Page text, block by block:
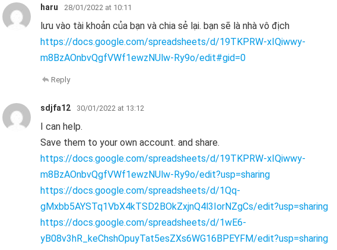
haru 28/01/2022 at 10:11
lưu vào tài khoản của bạn và chia sẻ lại. bạn sẽ là nhà vô địch
https://docs.google.com/spreadsheets/d/19TKPRW-xIQiwwy-
m8BzAOnbvQgfVWf1ewzNUlw-Ry9o/edit#gid=0
Reply
sdjfa12 30/01/2022 at 13:12
I can help.
Save them to your own account. and share.
https://docs.google.com/spreadsheets/d/19TKPRW-xIQiwwy-
m8BzAOnbvQgfVWf1ewzNUlw-Ry9o/edit?usp=sharing
https://docs.google.com/spreadsheets/d/1Qq-
gMxbb5AYSTq1VbX4kTSD2BOkZxjnQ4l3IorNZgCs/edit?usp=sharing
https://docs.google.com/spreadsheets/d/1wE6-
yB08v3hR_keChshOpuyTat5esZXs6WG16BPEYFM/edit?usp=sharing